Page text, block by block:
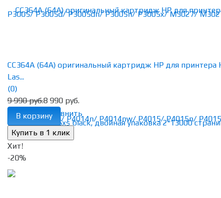
избранное сравнить
CC364A (64A) оригинальный картридж HP для принтера
Las...
(0)
9 990 руб.8 990 руб.
В корзину
Хит!
-20%